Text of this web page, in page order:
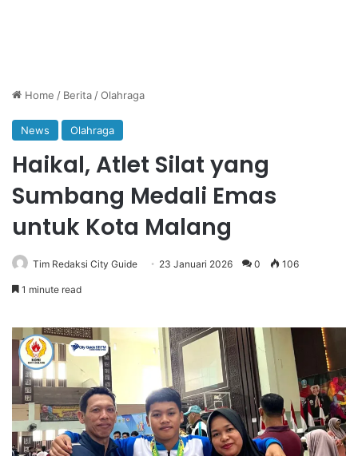
Home / Berita /Olahraga
News Olahraga
Haikal, Atlet Silat yang
Sumbang Medali Emas
untuk Kota Malang
Tim Redaksi City Guide 23 Januari 2026 0 106
1 minute read